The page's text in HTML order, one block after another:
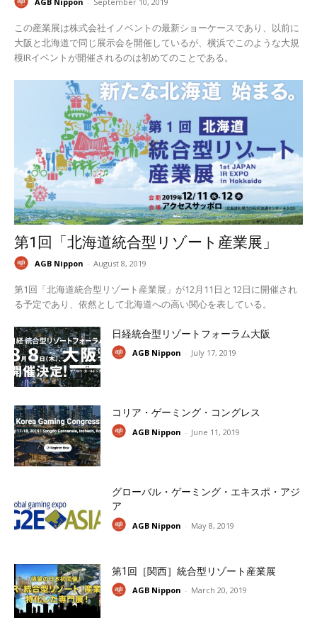
この産業展は株式会社イノベントの最新ショーケースであり、以前に
大阪と北海道で同じ展示会を開催しているが、横浜でこのような大規
模IRイベントが開催されるのは初めてのことである。
第1回「北海道統合型リゾート産業展」
AGB Nippon - August 8, 2019
第1回「北海道統合型リゾート産業展」が12月11日と12日に開催され
る予定であり、依然として北海道への高い関心を表している。
日経統合型リゾートフォーラム大阪
AGB Nippon - July 17, 2019
コリア・ゲーミング・コングレス
AGB Nippon - June 11, 2019
グローバル・ゲーミング・エキスポ・アジ
ア
AGB Nippon - May 8, 2019
第1回［関西］統合型リゾート産業展
AGB Nippon - March 20, 2019